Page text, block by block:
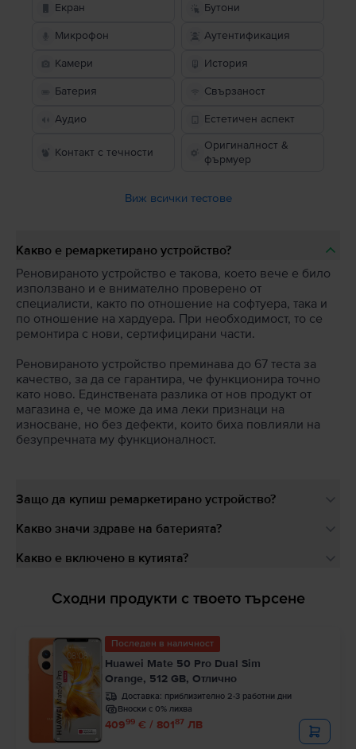
Екран Бутони
Микрофон Аутентификация
Камери История
Батерия Свързаност
Аудио Естетичен аспект
Контакт с течности
Оригиналност &
фърмуер
Виж всички тестове
Какво е ремаркетирано устройство?
Реновираното устройство е такова, което вече е било
използвано и е внимателно проверено от
специалисти, както по отношение на софтуера, така и
по отношение на хардуера. При необходимост, то се
ремонтира с нови, сертифицирани части.
Реновираното устройство преминава до 67 теста за
качество, за да се гарантира, че функционира точно
като ново. Единствената разлика от нов продукт от
магазина е, че може да има леки признаци на
износване, но без дефекти, които биха повлияли на
безупречната му функционалност.
Защо да купиш ремаркетирано устройство?
Какво значи здраве на батерията?
Какво е включено в кутията?
Сходни продукти с твоето търсене
Последен в наличност
Huawei Mate 50 Pro Dual Sim
Orange, 512 GB, Отлично
Доставка: приблизително 2-3 работни дни
Вноски с 0% лихва
40999 € / 80187 ЛВ